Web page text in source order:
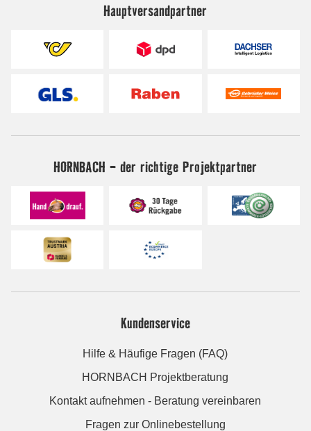
Hauptversandpartner
HORNBACH - der richtige Projektpartner
Kundenservice
Hilfe & Häufige Fragen (FAQ)
HORNBACH Projektberatung
Kontakt aufnehmen - Beratung vereinbaren
Fragen zur Onlinebestellung